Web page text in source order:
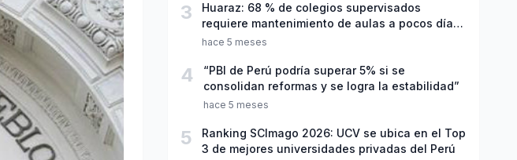
3
Huaraz: 68 % de colegios supervisados
requiere mantenimiento de aulas a pocos días
de inicio del año escolar 2026
hace 5 meses
4
“PBI de Perú podría superar 5% si se
consolidan reformas y se logra la estabilidad”
hace 5 meses
5
Ranking SCImago 2026: UCV se ubica en el Top
3 de mejores universidades privadas del Perú